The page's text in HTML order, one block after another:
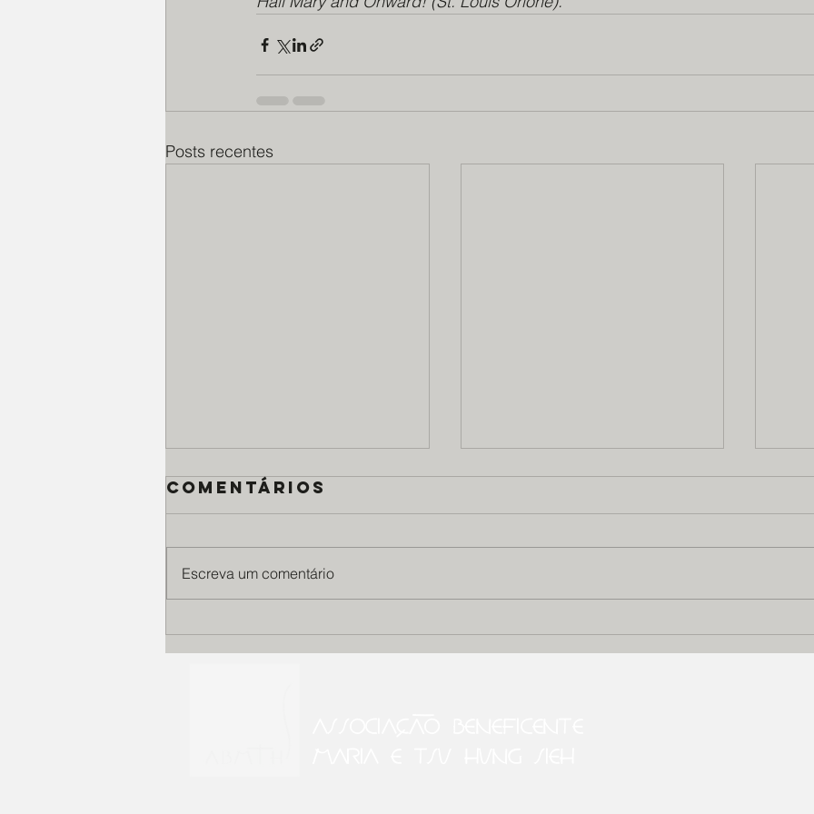
Posts recentes
Atenção!
Imagens fortes
Comentários
Escreva um comentário